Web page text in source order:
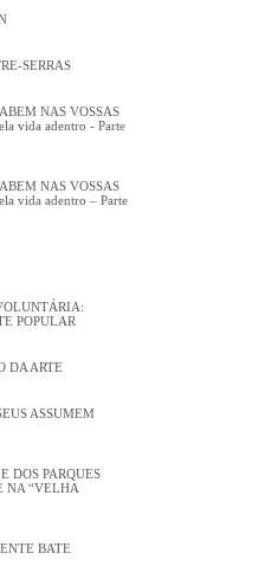
SERRAS
NAS VOSSAS
vida adentro - Parte
NAS VOSSAS
vida adentro – Parte
POPULAR
DA ARTE
ASSUMEM
DOS PARQUES
NA “VELHA
BATE